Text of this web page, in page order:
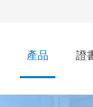
產品 證